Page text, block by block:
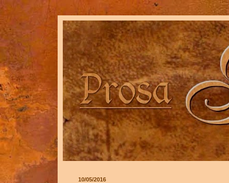
10/05/2016